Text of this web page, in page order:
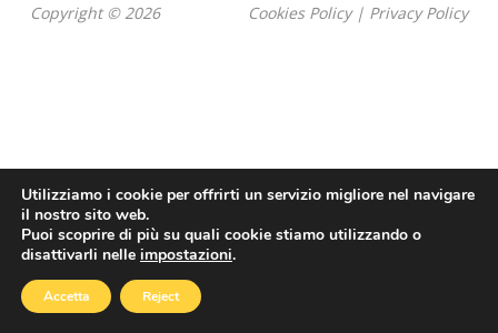
Copyright © 2026 Cookies Policy| Privacy Policy
Utilizziamo i cookie per offrirti un servizio migliore nel navigare
il nostro sito web.
Puoi scoprire di più su quali cookie stiamo utilizzando o
disattivarli nelle impostazioni.
Accetta Reject